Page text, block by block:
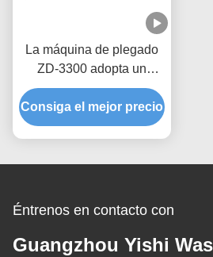
La máquina de plegado
ZD-3300 adopta un
control de chip altamente
inteligente
Consiga el mejor precio
Éntrenos en contacto con
Guangzhou Yishi